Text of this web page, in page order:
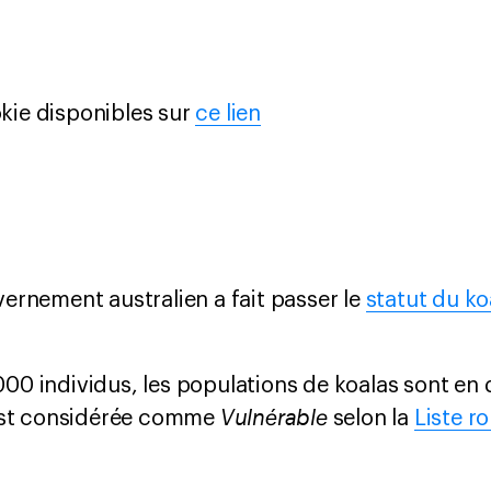
disponibles sur ce lien
australien a fait passer le statut du
individus, les populations de koalas sont en
considérée comme Vulnérableselon la Liste